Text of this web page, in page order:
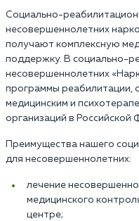
Социально-
несовершеннолетних
получают комплексную
поддержку. В социально-
несовершеннолетних
программы реабилитации,
медицинским и
организаций в Российской
Преимущества нашего
для несовершеннолетних:
лечение
медицинского
центре;